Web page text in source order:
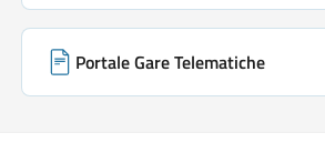
Portale Gare Telematiche